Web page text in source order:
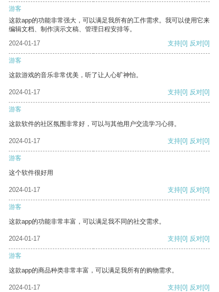
游客
这款app的功能非常强大，可以满足我所有的工作需求。我可以使用它来
编辑文档、制作演示文稿、管理日程安排等。
2024-01-17
支持[0] 反对[0]
游客
这款游戏的音乐非常优美，听了让人心旷神怡。
2024-01-17 支持[0] 反对[0]
游客
这款软件的社区氛围非常好，可以与其他用户交流学习心得。
2024-01-17 支持[0] 反对[0]
游客
这个软件很好用
2024-01-17 支持[0] 反对[0]
游客
这款app的功能非常丰富，可以满足我不同的社交需求。
2024-01-17 支持[0] 反对[0]
游客
这款app的商品种类非常丰富，可以满足我所有的购物需求。
2024-01-17 支持[0] 反对[0]